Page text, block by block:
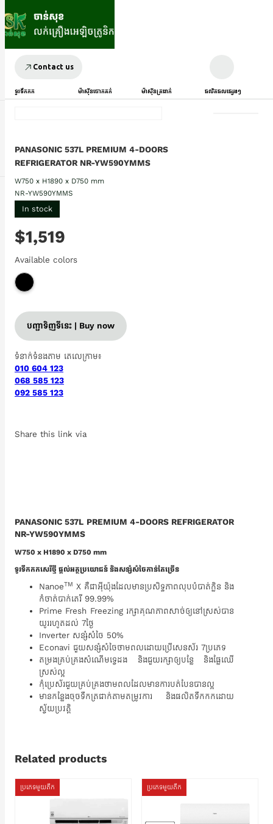
Contact us
ទូរទឹកកក ម៉ាស៊ីនបោកគក់ ម៉ាស៊ីនត្រជាក់ ផលិតផលផ្សេងៗ
PANASONIC 537L PREMIUM 4-DOORS
REFRIGERATOR NR-YW590YMMS
W750 x H1890 x D750 mm
NR-YW590YMMS
In stock
$1,519
Available colors
បញ្ជាទិញទីនេះ | Buy now
ទំនាក់ទំនងតាម តេលេក្រាម៖
010 604 123
068 585 123
092 585 123
Share this link via
PANASONIC 537L PREMIUM 4-DOORS REFRIGERATOR
NR-YW590YMMS
W750 x H1890 x D750 mm
ទូរទឹកកកសេរីថ្មី ផ្តល់អត្ថប្រយោជន៍ និងសន្សំសំចៃកាន់តែច្រើន
NanoeTM X គឺជាអ៊ីយ៉ុងដែលមានប្រសិទ្ធភាពលុបបំបាត់ក្លិន និង
កំចាត់បាក់តេរី 99.99%
Prime Fresh Freezing រក្សាគុណភាពសាច់ឲ្យនៅស្រស់បាន
យូររហូតដល់ 7ថ្ងៃ
Inverter សន្សំសំចៃ 50%
Econavi ជួយសន្សំសំចៃថាមពលដោយប្រើសេនស័រ 7ប្រភេទ
តម្រងគ្រប់គ្រងសំណើមទ្វេដង និងជួយរក្សាឲ្យបន្លែ និងផ្លែឈើ
ស្រស់ល្អ
កុំប្រេស័រជួយគ្រប់គ្រងថាមពលដែលមានការបត់បែនបានល្អ
មានកន្លែងចុចទឹកត្រជាក់តាមតម្រូវការ និងផលិតទឹកកកដោយ
ស្វ័យប្រវត្តិ
Related products
ប្រភេទមួយតឹក ប្រភេទមួយតឹក